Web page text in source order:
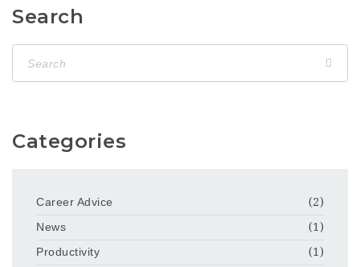
Search
Categories
Career Advice
(2)
News
(1)
Productivity
(1)